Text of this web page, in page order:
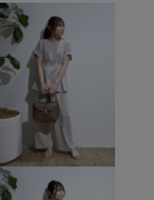
RP26SS
RP体型カバー
Vネック
きれいめ
ウエストがゴム